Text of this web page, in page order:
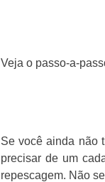
Veja o passo-a-
Se você ainda não
precisar de um
repescagem. Não